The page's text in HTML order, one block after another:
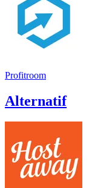
Profitroom
Alternatif